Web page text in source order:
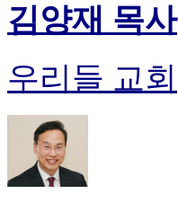
김양재 목사
우리들 교회